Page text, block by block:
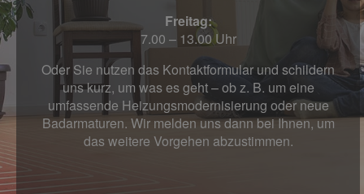
Freitag:
7.00 – 13.00 Uhr
Oder Sie nutzen das Kontaktformular und schildern
uns kurz, um was es geht – ob z. B. um eine
umfassende Heizungsmodernisierung oder neue
Badarmaturen. Wir melden uns dann bei Ihnen, um
das weitere Vorgehen abzustimmen.